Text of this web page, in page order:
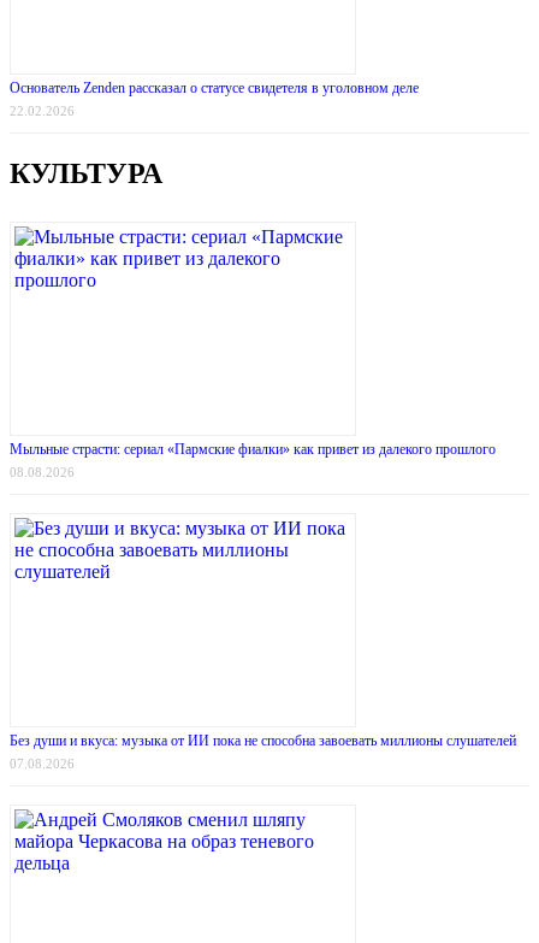
Основатель Zenden рассказал о статусе свидетеля в уголовном деле
22.02.2026
КУЛЬТУРА
Мыльные страсти: сериал «Пармские фиалки» как привет из далекого прошлого
08.08.2026
Без души и вкуса: музыка от ИИ пока не способна завоевать миллионы слушателей
07.08.2026